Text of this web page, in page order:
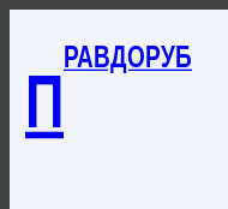
П
РАВДОРУБ